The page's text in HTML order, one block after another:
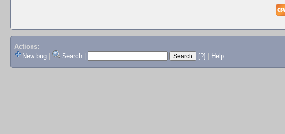
Actions:
New bug
Search [?] Help